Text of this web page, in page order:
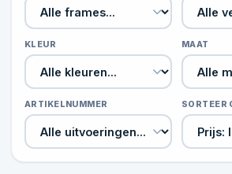
KLEUR MAAT
ARTIKELNUMMER SORTEER